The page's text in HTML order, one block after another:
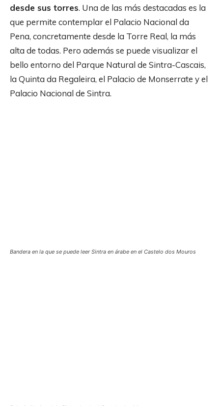
desde sus torres. Una de las más destacadas es la
que permite contemplar el Palacio Nacional da
Pena, concretamente desde la Torre Real, la más
alta de todas. Pero además se puede visualizar el
bello entorno del Parque Natural de Sintra-Cascais,
la Quinta da Regaleira, el Palacio de Monserrate y el
Palacio Nacional de Sintra.
Bandera en la que se puede leer Sintra en árabe en el Castelo dos Mouros